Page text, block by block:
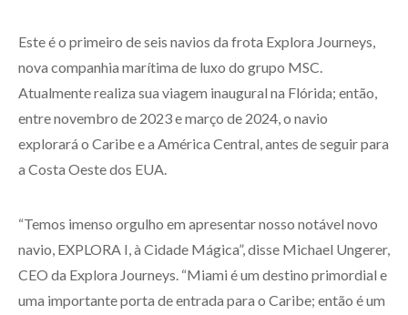
Este é o primeiro de seis navios da frota Explora Journeys,
nova companhia marítima de luxo do grupo MSC.
Atualmente realiza sua viagem inaugural na Flórida; então,
entre novembro de 2023 e março de 2024, o navio
explorará o Caribe e a América Central, antes de seguir para
a Costa Oeste dos EUA.
“Temos imenso orgulho em apresentar nosso notável novo
navio, EXPLORA I, à Cidade Mágica”, disse Michael Ungerer,
CEO da Explora Journeys. “Miami é um destino primordial e
uma importante porta de entrada para o Caribe; então é um